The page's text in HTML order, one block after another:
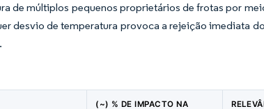
de múltiplos pequenos proprietários de frotas por
desvio de temperatura provoca a rejeição imediata
(~) % DE IMPACTO NA